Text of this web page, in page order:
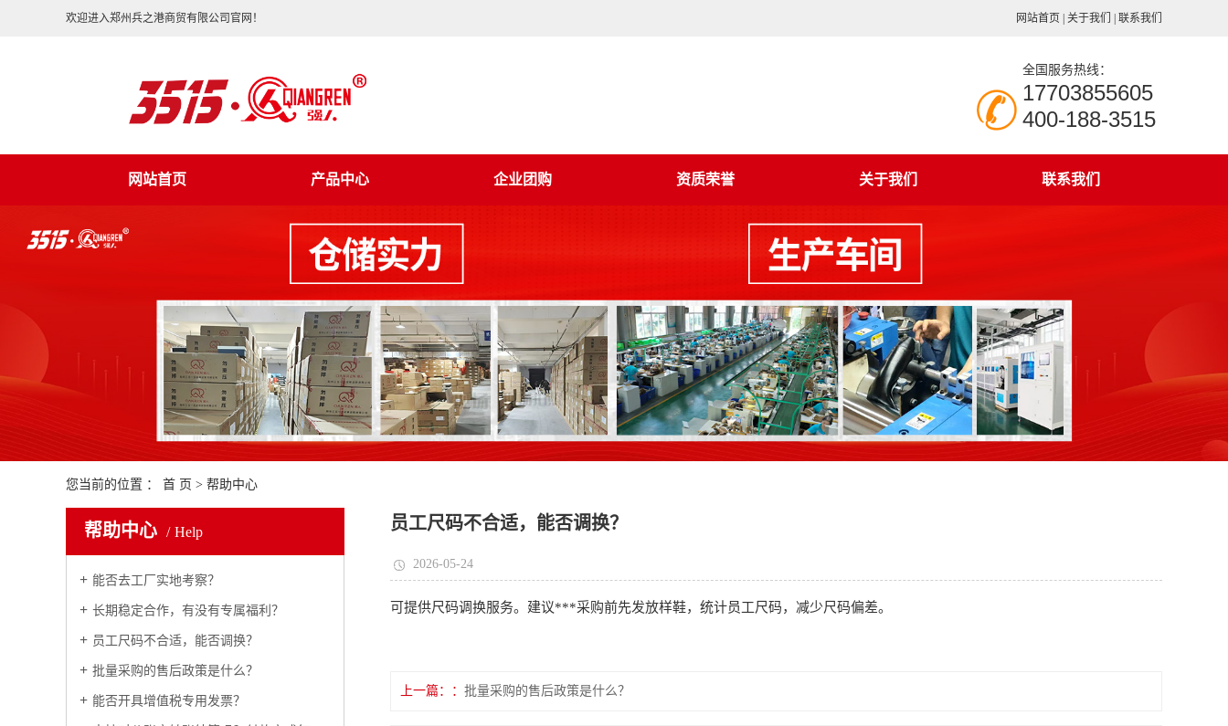
欢迎进入郑州兵之港商贸有限公司官网！ 网站首页 关于我们 联系我们
全国服务热线：
17703855605
400-188-3515
网站首页 产品中心 企业团购 资质荣誉 关于我们 联系我们
您当前的位置 ： 首 页 > 帮助中心
帮助中心 Help
能否去工厂实地考察？
长期稳定合作，有没有专属福利？
员工尺码不合适，能否调换？
批量采购的售后政策是什么？
能否开具增值税专用发票？
员工尺码不合适，能否调换？
2026-05-24
可提供尺码调换服务。建议***采购前先发放样鞋，统计员工尺码，减少尺码偏差。
上一篇： 批量采购的售后政策是什么？